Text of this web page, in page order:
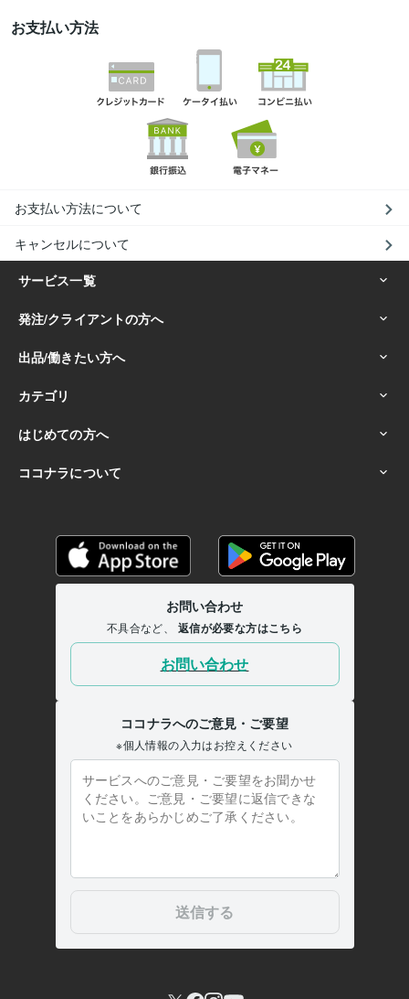
お支払い方法
お支払い方法について
キャンセルについて